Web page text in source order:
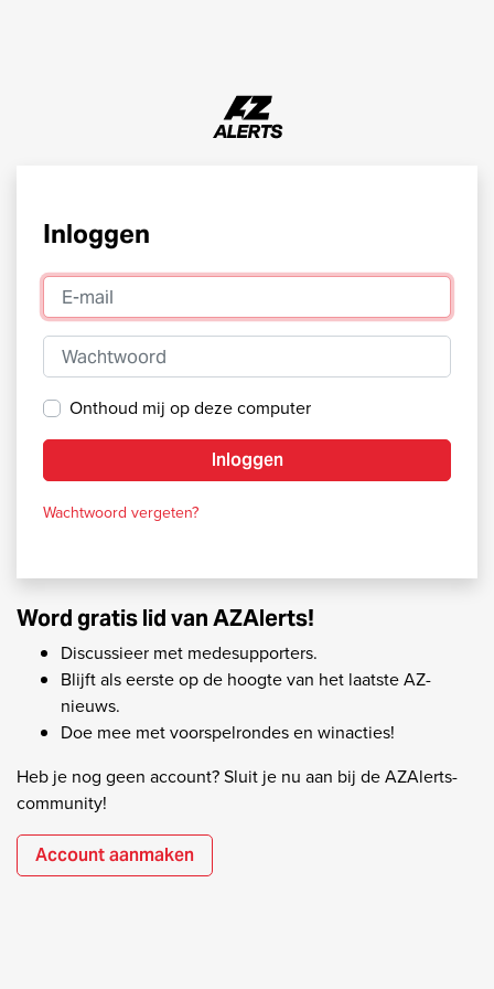
Inloggen
E-mail
Wachtwoord
Onthoud mij op deze computer
Inloggen
Wachtwoord vergeten?
Word gratis lid van AZAlerts!
Discussieer met medesupporters.
Blijft als eerste op de hoogte van het laatste AZ-
nieuws.
Doe mee met voorspelrondes en winacties!
Heb je nog geen account? Sluit je nu aan bij de AZAlerts-
community!
Account aanmaken